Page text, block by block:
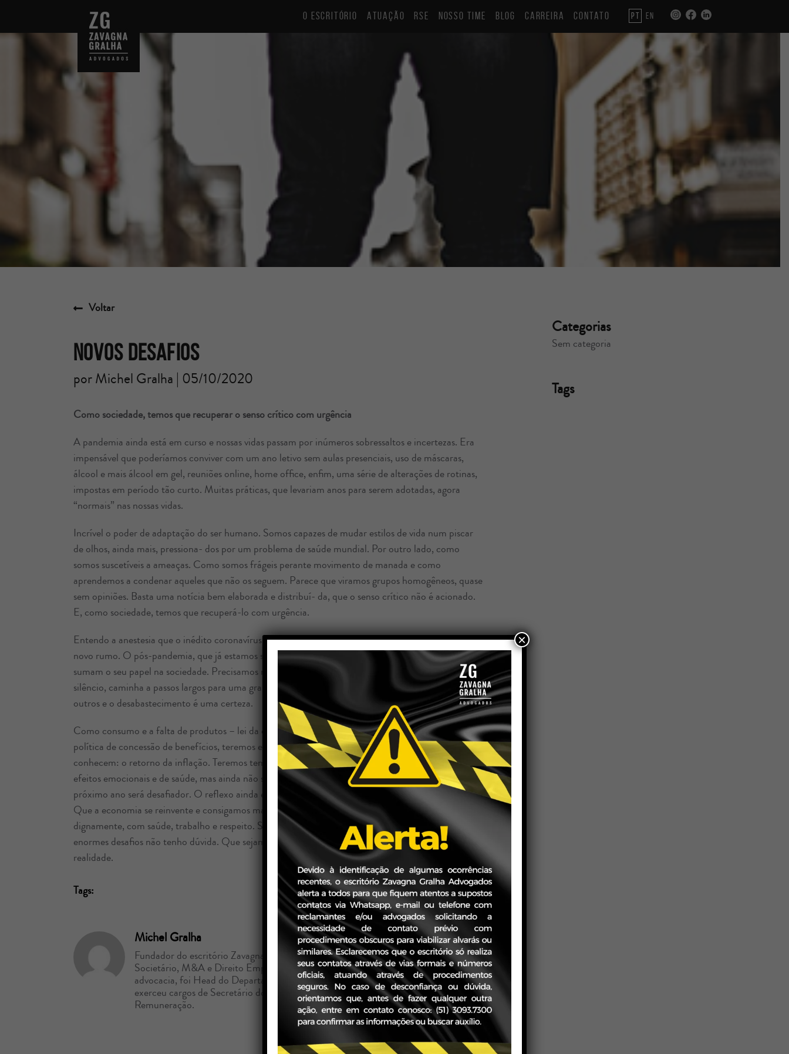
O ESCRITÓRIO ATUAÇÃO RSE NOSSO TIME BLOG CARREIRA CONTATO PT EN
Voltar
Novos Desafios
por Michel Gralha | 05/10/2020
Como sociedade, temos que recuperar o senso crítico com urgência
A pandemia ainda está em curso e nossas vidas passam por inúmeros sobressaltos e incertezas. Era
impensável que poderíamos conviver com um ano letivo sem aulas presenciais, uso de máscaras,
álcool e mais álcool em gel, reuniões online, home office, enfim, uma série de alterações de rotinas,
impostas em período tão curto. Muitas práticas, que levariam anos para serem adotadas, agora
“normais” nas nossas vidas.
Incrível o poder de adaptação do ser humano. Somos capazes de mudar estilos de vida num piscar
de olhos, ainda mais, pressiona- dos por um problema de saúde mundial. Por outro lado, como
somos suscetíveis a ameaças. Como somos frágeis perante movimento de manada e como
aprendemos a condenar aqueles que não os seguem. Parece que viramos grupos homogêneos, quase
sem opiniões. Basta uma notícia bem elaborada e distribuí- da, que o senso crítico não é acionado.
E, como sociedade, temos que recuperá-lo com urgência.
Entendo a anestesia que o inédito coronavírus criou na população, mas a vida precisa seguir o seu
novo rumo. O pós-pandemia, que já estamos sentindo, será ainda pior caso os cidadãos não as-
sumam o seu papel na sociedade. Precisamos restabelecer urgentemente nossas vidas. O país, em
silêncio, caminha a passos largos para uma grande depressão. A crise quebrou negócios, desarticulou
outros e o desabastecimento é uma certeza.
Como consumo e a falta de produtos – lei da oferta e da procura –, os preços subirão. Com a
política de concessão de benefícios, teremos emissão de moeda. O resultado dessa soma, muitos já
conhecem: o retorno da inflação. Teremos tempos ainda mais árduos pela frente. Já sentimos os
efeitos emocionais e de saúde, mas ainda não sentimos os efeitos econômicos, na sua plenitude. O
próximo ano será desafiador. O reflexo ainda está por vir e para isto não teremos vacina milagrosa.
Que a economia se reinvente e consigamos manter a renda para que todos possam viver
dignamente, com saúde, trabalho e respeito. Se teremos Carnaval, não sei, mas de que teremos
enormes desafios não tenho dúvida. Que sejamos sempre muito otimistas, mas jamais esqueçamos a
realidade.
Tags:
Michel Gralha
Fundador do escritório Zavagna Gralha Advogados, é especialista nas áreas de Direito
Societário, M&A e Direito Empresarial. Após oito anos de atuação em escritórios de
advocacia, foi Head do Departamento Jurídico na Lojas Renner, onde também
exerceu cargos de Secretário do Conselho de Administração e do Comitê de
Remuneração.
Categorias
Sem categoria
Tags
×